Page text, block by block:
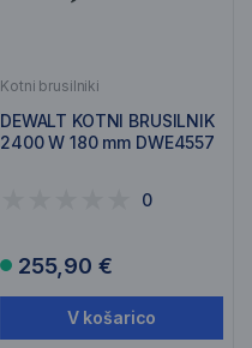
Kotni brusilniki
DEWALT KOTNI BRUSILNIK
2400 W 180 mm DWE4557
0
255,90 €
V košarico